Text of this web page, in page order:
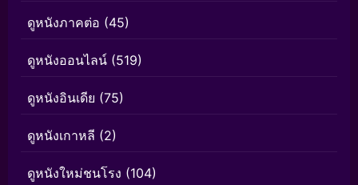
ดูหนังภาคต่อ (45)
ดูหนังออนไลน์ (519)
ดูหนังอินเดีย (75)
ดูหนังเกาหลี (2)
ดูหนังใหม่ชนโรง (104)